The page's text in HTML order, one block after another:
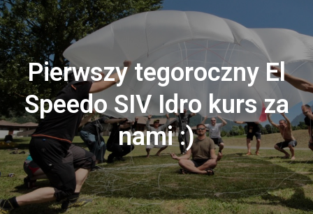
Pierwszy tegoroczny El
Speedo SIV Idro kurs za
nami :)